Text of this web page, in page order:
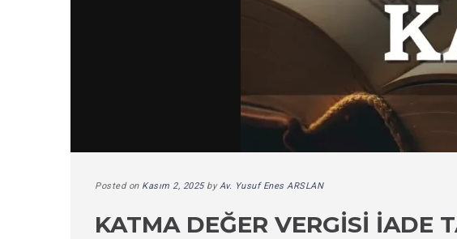
Posted on Kasım 2, 2025byAv. Yusuf Enes ARSLAN
KATMA DEĞER VERGISI İADE